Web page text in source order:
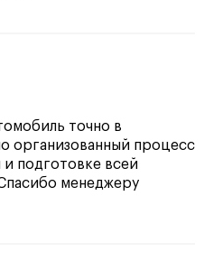
точно в
организованный процесс
и подготовке всей
менеджеру